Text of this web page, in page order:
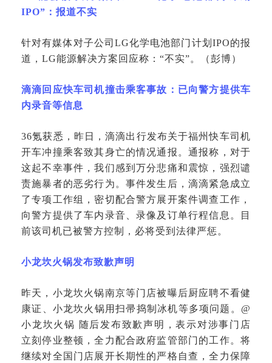
IPO”：报道不实
针对有媒体对子公司 LG化学电池部门计划IPO的报
道，LG能源解决方案回应称：“不实”。（彭博）
滴滴回应快车司机撞击乘客事故：已向警方提供车
内录音等信息
36氪获悉，昨日，滴滴出行发布关于福州快车司机
开车冲撞乘客致其身亡的情况通报。通报称，对于
这起不幸事件，我们感到万分悲痛和震惊，强烈谴
责施暴者的恶劣行为。事件发生后，滴滴紧急成立
了专项工作组，密切配合警方展开案件调查工作，
向警方提供了车内录音、录像及订单行程信息。目
前该司机已被警方控制，必将受到法律严惩。
小龙坎火锅发布致歉声明
昨天，小龙坎火锅南京等门店被曝后厨应聘不看健
康证、小龙坎火锅用扫帚捣制冰机等多项问题。 @
小龙坎火锅 随后发布致歉声明，表示对涉事门店
立刻停业整顿，全力配合政府监管部门的工作。将
继续对全国门店展开长期性的严格自查，全力保障